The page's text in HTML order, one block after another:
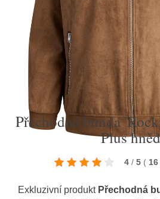
Přechodná bunda
Plus
4 / 5 ( 16
Exkluzivní produkt Přechodná